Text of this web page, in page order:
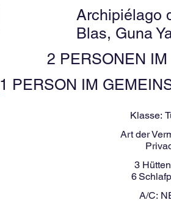
Archipiélago
Blas, Guna
2 PERSONEN
1 PERSON IM
Klasse:
Art der
3
6
A/C: